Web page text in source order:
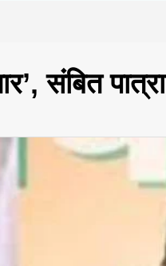
संबित पात्रा